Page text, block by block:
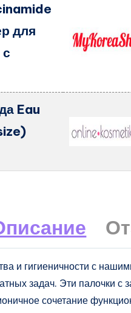
для
Eau
и гигиеничности с
задач. Эти палочки
сочетание